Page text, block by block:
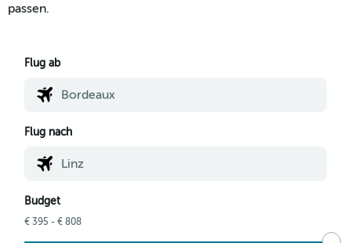
passen.
Flug ab
Flug nach
Budget
€ 395 - € 808